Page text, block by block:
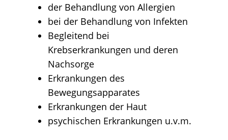
der Behandlung von Allergien
bei der Behandlung von Infekten
Begleitend bei
Krebserkrankungen und deren
Nachsorge
Erkrankungen des
Bewegungsapparates
Erkrankungen der Haut
psychischen Erkrankungen u.v.m.